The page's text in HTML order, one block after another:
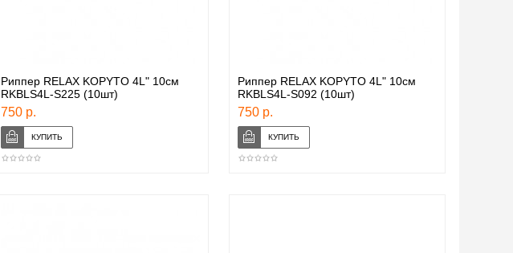
Риппер RELAX KOPYTO 4L" 10см
RKBLS4L-S225 (10шт)
750 р.
Риппер RELAX KOPYTO 4L" 10см
RKBLS4L-S092 (10шт)
750 р.